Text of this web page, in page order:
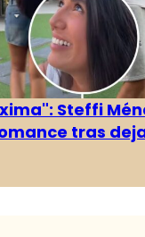
Steffi
tras